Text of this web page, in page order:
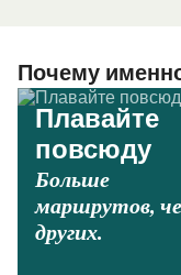
Почему
Плавайте
повсюду
Больше
маршрутов,
других.